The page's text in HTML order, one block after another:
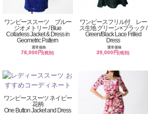
ワンピーススーツ ブルー
ジオメトリー / Blue
Collarless Jacket & Dress in
Geometric Pattern
通常価格
78,000円(税別)
ワンピースフリル付 レー
ス生地 グリーン×ブラック /
Green/Black Lace Frilled
Dress
通常価格
39,000円(税別)
ワンピーススーツ ネイビー
花柄
One Button Jacket and Dress